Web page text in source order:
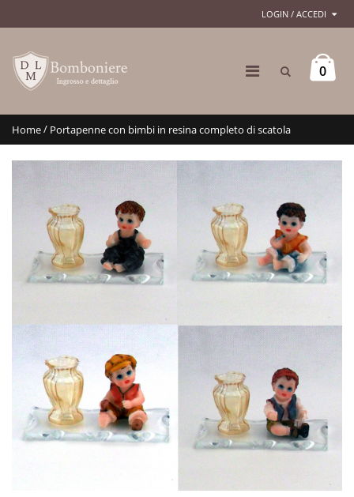
LOGIN / ACCEDI
0
Home/ Portapenne con bimbi in resina completo di scatola